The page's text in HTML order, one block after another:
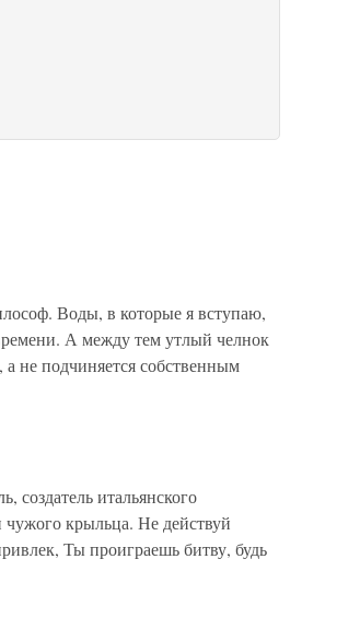
Воды, в которые я вступаю,
А между тем утлый челнок
не подчиняется собственным
итальянского
крыльца. Не действуй
Ты проиграешь битву, будь